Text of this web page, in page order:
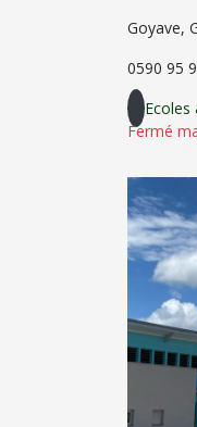
Goyave,
0590 95
Ecoles
Fermé